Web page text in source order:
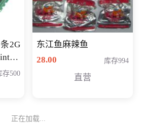
2G
存500
东江鱼麻辣鱼
28.00
库存994
直营
正在加载...